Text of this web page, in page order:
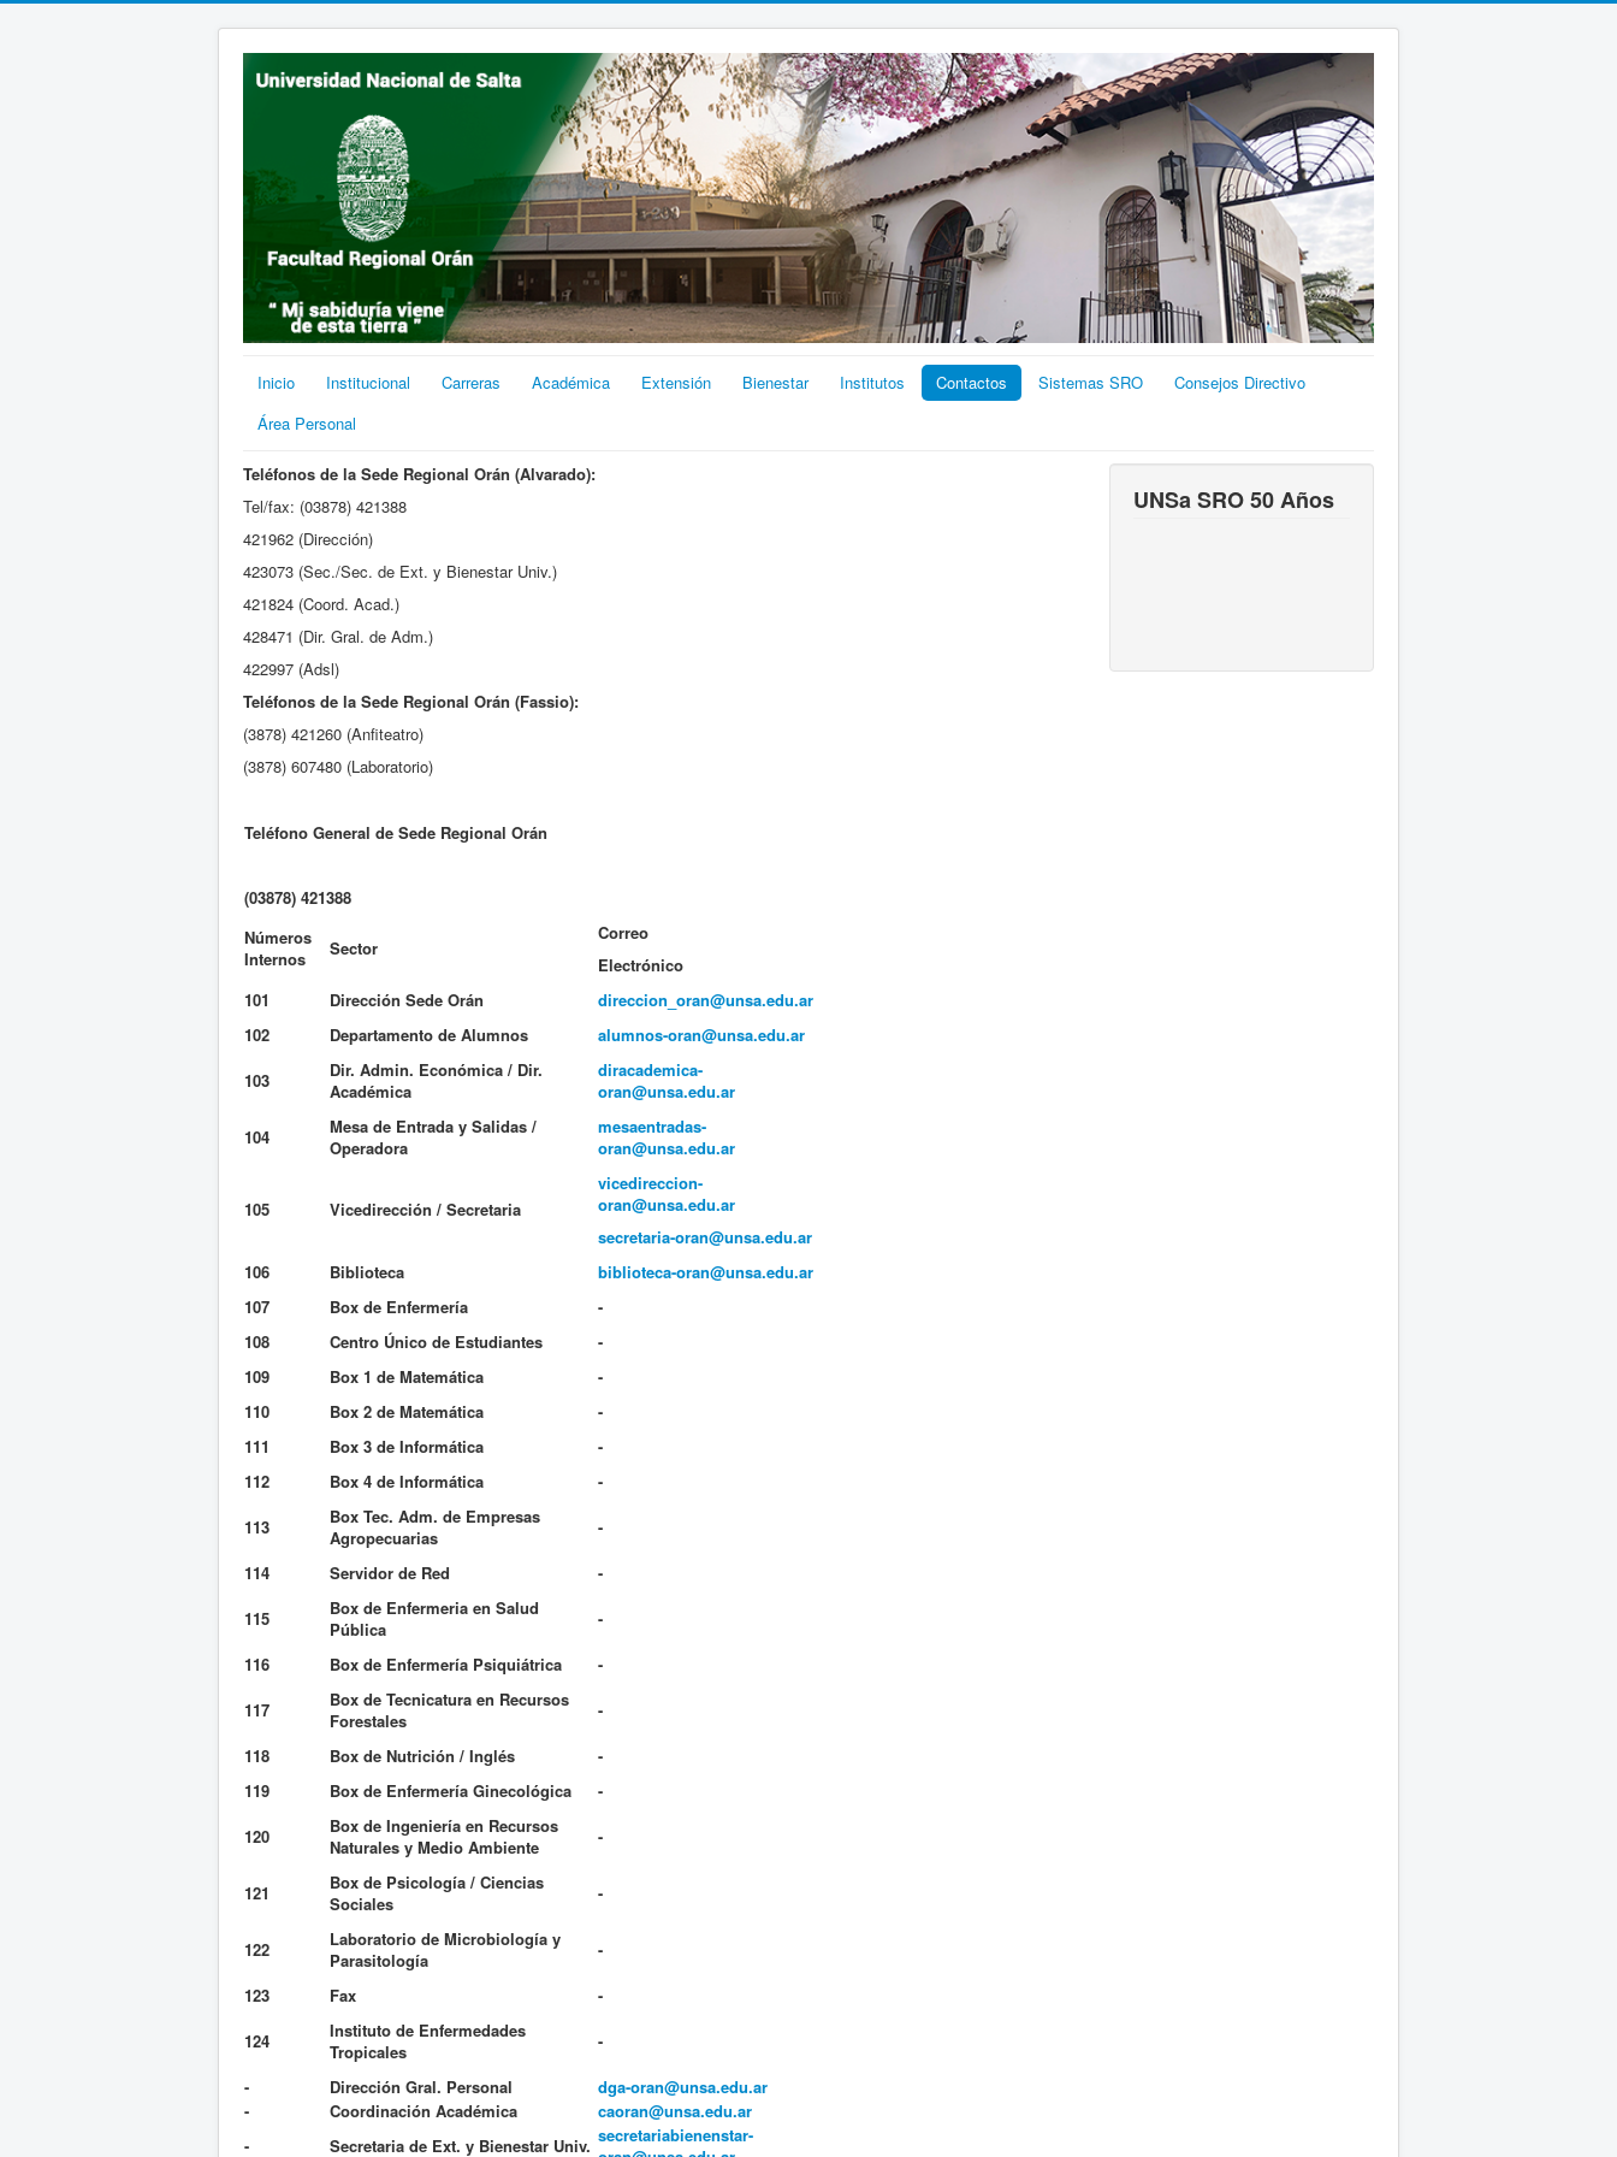
Inicio Institucional Carreras Académica Extensión Bienestar Institutos Contactos Sistemas SRO
Consejos Directivo
Área Personal
Teléfonos de la Sede Regional Orán (Alvarado):
Tel/fax: (03878) 421388
421962 (Dirección)
423073 (Sec./Sec. de Ext. y Bienestar Univ.)
421824 (Coord. Acad.)
428471 (Dir. Gral. de Adm.)
422997 (Adsl)
Teléfonos de la Sede Regional Orán (Fassio):
(3878) 421260 (Anfiteatro)
(3878) 607480 (Laboratorio)
Teléfono General de Sede Regional Orán
(03878) 421388
Números
Internos
Sector
Correo
Electrónico
101
Dirección Sede Orán
direccion_oran@unsa.edu.ar
102
Departamento de Alumnos
alumnos-oran@unsa.edu.ar
103
Dir. Admin. Económica / Dir.
Académica
diracademica-
oran@unsa.edu.ar
104
Mesa de Entrada y Salidas /
Operadora
mesaentradas-
oran@unsa.edu.ar
105 Vicedirección / Secretaria
vicedireccion-
oran@unsa.edu.ar
secretaria-oran@unsa.edu.ar
106
Biblioteca
biblioteca-oran@unsa.edu.ar
107
Box de Enfermería
-
108
Centro Único de Estudiantes
-
109
Box 1 de Matemática
-
110
Box 2 de Matemática
-
111
Box 3 de Informática
-
112
Box 4 de Informática
-
113
Box Tec. Adm. de Empresas
Agropecuarias
-
114
Servidor de Red
-
115
Box de Enfermeria en Salud
Pública
-
116
Box de Enfermería Psiquiátrica
-
117
Box de Tecnicatura en Recursos
Forestales
-
118
Box de Nutrición / Inglés
-
119
Box de Enfermería Ginecológica
-
120
Box de Ingeniería en Recursos
Naturales y Medio Ambiente
-
121
Box de Psicología / Ciencias
Sociales
-
122
Laboratorio de Microbiología y
Parasitología
-
123
Fax
-
124
Instituto de Enfermedades
Tropicales
-
-
Dirección Gral. Personal
dga-oran@unsa.edu.ar
-
Coordinación Académica
caoran@unsa.edu.ar
-
Secretaria de Ext. y Bienestar Univ. secretariabienenstar-
UNSa SRO 50 Años